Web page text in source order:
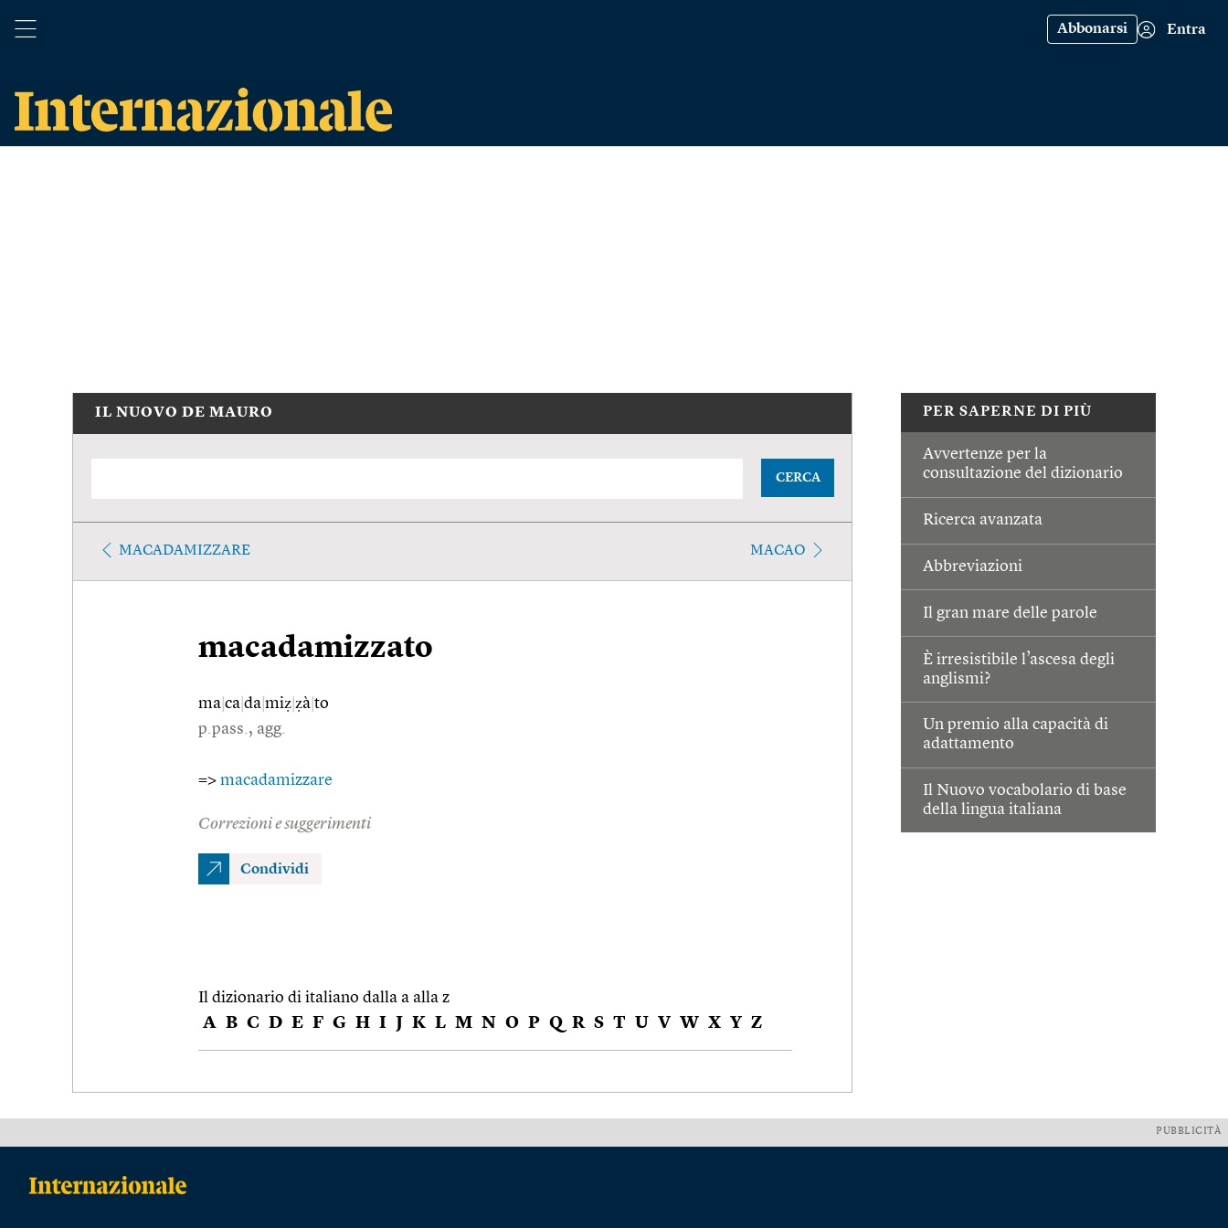
Abbonarsi Entra
PER SAPERNE DI PIÙ
Avvertenze per la
consultazione del dizionario
Ricerca avanzata
Abbreviazioni
Il gran mare delle parole
È irresistibile l’ascesa degli
anglismi?
Un premio alla capacità di
adattamento
Il Nuovo vocabolario di base
della lingua italiana
IL NUOVO DE MAURO
CERCA
MACADAMIZZARE MACAO
macadamizzato
ma ca da miẓ ẓà to
p.pass., agg.
=> macadamizzare
Correzioni e suggerimenti
Condividi
Il dizionario di italiano dalla a alla z
A B C D E F G H I J K L M N O P Q R S T U V W X Y Z
PUBBLICITÀ